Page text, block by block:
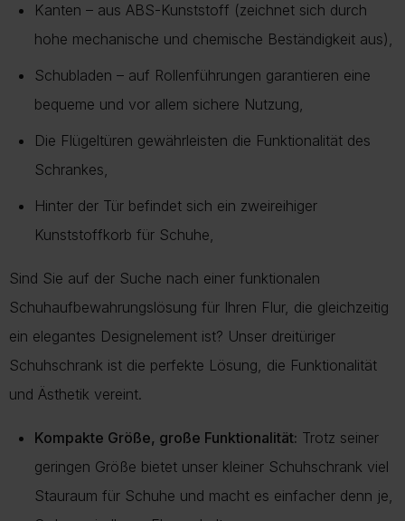
Kanten – aus ABS-Kunststoff (zeichnet sich durch
hohe mechanische und chemische Beständigkeit aus),
Schubladen – auf Rollenführungen garantieren eine
bequeme und vor allem sichere Nutzung,
Die Flügeltüren gewährleisten die Funktionalität des
Schrankes,
Hinter der Tür befindet sich ein zweireihiger
Kunststoffkorb für Schuhe,
Sind Sie auf der Suche nach einer funktionalen
Schuhaufbewahrungslösung für Ihren Flur, die gleichzeitig
ein elegantes Designelement ist? Unser dreitüriger
Schuhschrank ist die perfekte Lösung, die Funktionalität
und Ästhetik vereint.
Kompakte Größe, große Funktionalität: Trotz seiner
geringen Größe bietet unser kleiner Schuhschrank viel
Stauraum für Schuhe und macht es einfacher denn je,